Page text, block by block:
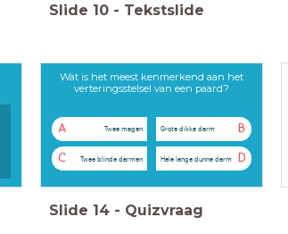
Slide 10 - Tekstslide
Wat is het meest kenmerkend aan het
verteringsstelsel van een paard?
A Twee magen B
Grote dikke darm
C Twee blinde darmen D
Hele lange dunne darm
Slide 14 - Quizvraag